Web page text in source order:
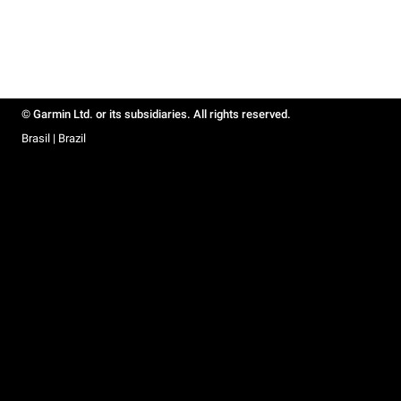
© Garmin Ltd. or its subsidiaries. All rights reserved.
Brasil | Brazil